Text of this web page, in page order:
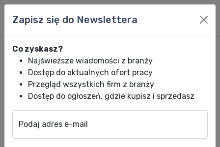
Zapisz się do Newslettera
Co zyskasz?
Najświeższe wiadomości z branży
Dostęp do aktualnych ofert pracy
Przegląd wszystkich firm z branży
Dostęp do ogłoszeń, gdzie kupisz i sprzedasz
Podaj adres e-mail